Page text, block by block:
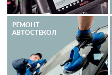
РЕМОНТ
АВТОСТЕКОЛ